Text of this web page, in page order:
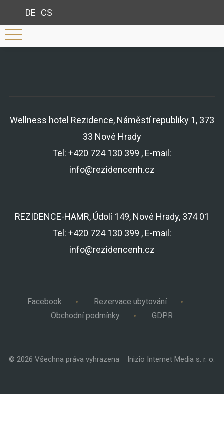
CS
DE
Wellness hotel Rezidence, Náměstí republiky 1, 373
33 Nové Hrady
Tel: +420 724 130 399 , E-mail:
info@rezidencenh.cz
REZIDENCE-HAMR, Údolí 149, Nové Hrady, 374 01
Tel: +420 724 130 399 , E-mail:
info@rezidencenh.cz
Facebook
Rezervace ubytování
Obchodní podmínky
GDPR
© 2026 Všechna práva vyhrazena Inizio Internet Media s. r. o.